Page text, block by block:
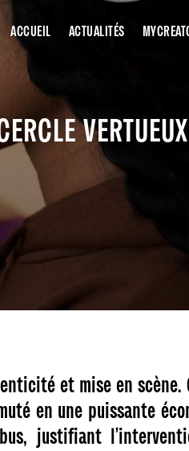
ACCUEIL ACTUALITÉS
VERTUEUX
et mise en scène.
en une puissante
justifiant